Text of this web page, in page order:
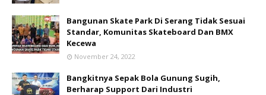
Bangunan Skate Park Di Serang Tidak Sesuai
Standar, Komunitas Skateboard Dan BMX
Kecewa
November 24, 2022
Bangkitnya Sepak Bola Gunung Sugih,
Berharap Support Dari Industri